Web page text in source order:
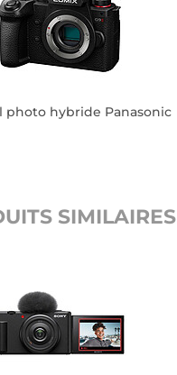
photo hybride Panasonic
SIMILAIRES